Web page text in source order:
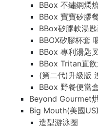
BBox 不鏽鋼燜
BBox 寶寶矽膠
BBox矽膠軟湯
BBOX矽膠杯套
BBox 專利湯匙
BBox Tritan直
(第二代)升級版
BBox 野餐便當
Beyond Gourmet
Big Mouth(美國US)
造型游泳圈